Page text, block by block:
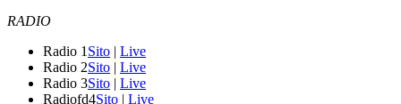
RADIO
Radio 1 Sito | Live
Radio 2Sito | Live
Radio 3Sito | Live
Radiofd4Sito | Live